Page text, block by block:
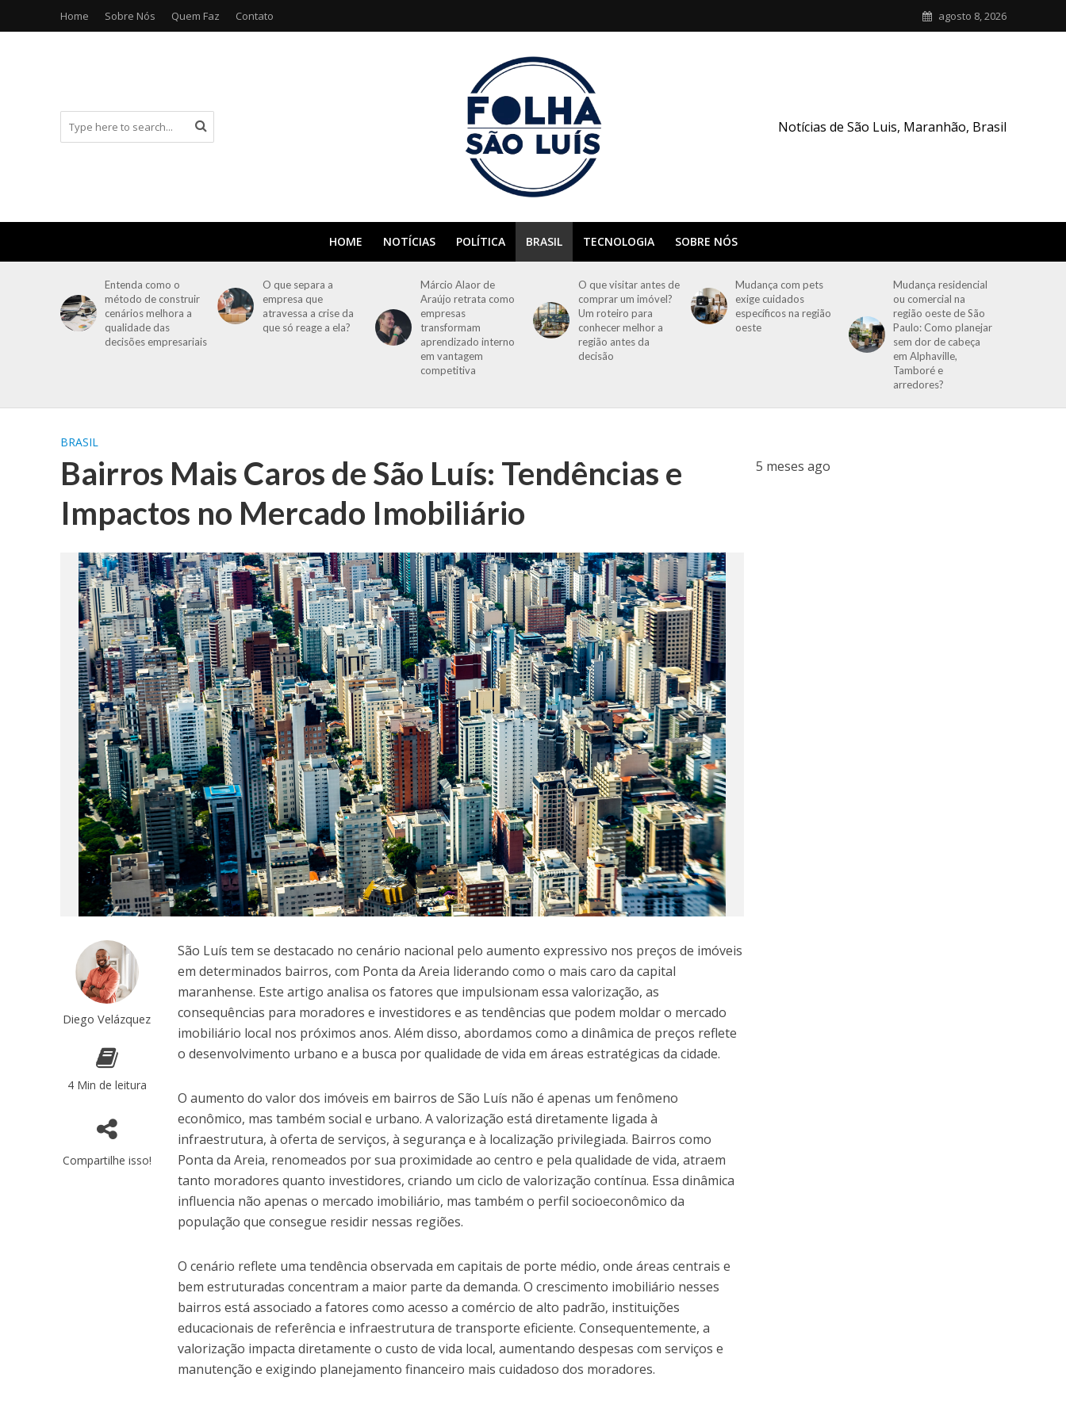
Home Sobre Nós Quem Faz Contato agosto 8, 2026
Notícias de São Luis, Maranhão, Brasil
HOME NOTÍCIAS POLÍTICA BRASIL TECNOLOGIA SOBRE NÓS
Entenda como o
método de construir
cenários melhora a
qualidade das
decisões empresariais
O que separa a
empresa que
atravessa a crise da
que só reage a ela?
Márcio Alaor de
Araújo retrata como
empresas
transformam
aprendizado interno
em vantagem
competitiva
O que visitar antes de
comprar um imóvel?
Um roteiro para
conhecer melhor a
região antes da
decisão
Mudança com pets
exige cuidados
específicos na região
oeste
Mudança residencial
ou comercial na
região oeste de São
Paulo: Como planejar
sem dor de cabeça
em Alphaville,
Tamboré e
arredores?
BRASIL
Bairros Mais Caros de São Luís: Tendências e
Impactos no Mercado Imobiliário
Diego Velázquez
4 Min de leitura
Compartilhe isso!
São Luís tem se destacado no cenário nacional pelo aumento expressivo nos preços de imóveis
em determinados bairros, com Ponta da Areia liderando como o mais caro da capital
maranhense. Este artigo analisa os fatores que impulsionam essa valorização, as
consequências para moradores e investidores e as tendências que podem moldar o mercado
imobiliário local nos próximos anos. Além disso, abordamos como a dinâmica de preços reflete
o desenvolvimento urbano e a busca por qualidade de vida em áreas estratégicas da cidade.
O aumento do valor dos imóveis em bairros de São Luís não é apenas um fenômeno
econômico, mas também social e urbano. A valorização está diretamente ligada à
infraestrutura, à oferta de serviços, à segurança e à localização privilegiada. Bairros como
Ponta da Areia, renomeados por sua proximidade ao centro e pela qualidade de vida, atraem
tanto moradores quanto investidores, criando um ciclo de valorização contínua. Essa dinâmica
influencia não apenas o mercado imobiliário, mas também o perfil socioeconômico da
população que consegue residir nessas regiões.
O cenário reflete uma tendência observada em capitais de porte médio, onde áreas centrais e
bem estruturadas concentram a maior parte da demanda. O crescimento imobiliário nesses
bairros está associado a fatores como acesso a comércio de alto padrão, instituições
educacionais de referência e infraestrutura de transporte eficiente. Consequentemente, a
valorização impacta diretamente o custo de vida local, aumentando despesas com serviços e
manutenção e exigindo planejamento financeiro mais cuidadoso dos moradores.
5 meses ago